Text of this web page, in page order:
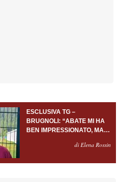
ESCLUSIVA TG –
BRUGNOLI: “ABATE MI HA
BEN IMPRESSIONATO, MA
PORTIERE SERVONOdi Elena Rossin